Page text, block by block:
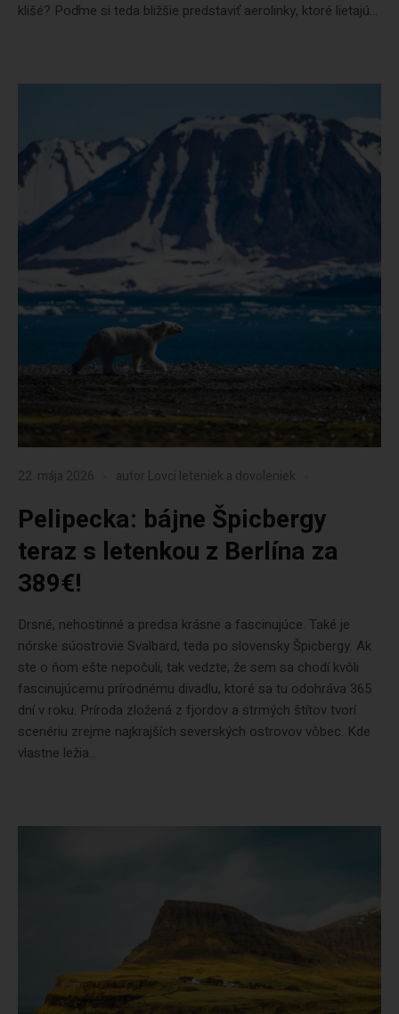
klišé? Poďme si teda bližšie predstaviť aerolinky, ktoré lietajú...
22. mája 2026 autor Lovci leteniek a dovoleniek
Pelipecka: bájne Špicbergy
teraz s letenkou z Berlína za
389€!
Drsné, nehostinné a predsa krásne a fascinujúce. Také je
nórske súostrovie Svalbard, teda po slovensky Špicbergy. Ak
ste o ňom ešte nepočuli, tak vedzte, že sem sa chodí kvôli
fascinujúcemu prírodnému divadlu, ktoré sa tu odohráva 365
dní v roku. Príroda zložená z fjordov a strmých štítov tvorí
scenériu zrejme najkrajších severských ostrovov vôbec. Kde
vlastne ležia...